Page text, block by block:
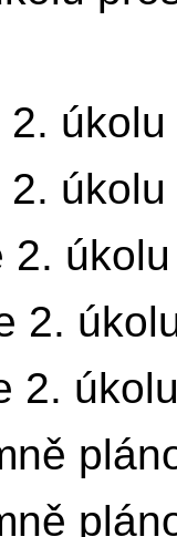
úkolu
úkolu
2.
2.
2.